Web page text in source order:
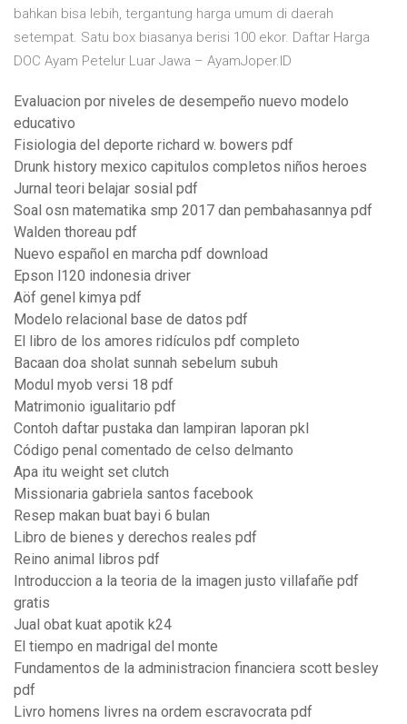
bahkan bisa lebih, tergantung harga umum di daerah
setempat. Satu box biasanya berisi 100 ekor. Daftar Harga
DOC Ayam Petelur Luar Jawa – AyamJoper.ID
Evaluacion por niveles de desempeño nuevo modelo
educativo
Fisiologia del deporte richard w. bowers pdf
Drunk history mexico capitulos completos niños heroes
Jurnal teori belajar sosial pdf
Soal osn matematika smp 2017 dan pembahasannya pdf
Walden thoreau pdf
Nuevo español en marcha pdf download
Epson l120 indonesia driver
Aöf genel kimya pdf
Modelo relacional base de datos pdf
El libro de los amores ridículos pdf completo
Bacaan doa sholat sunnah sebelum subuh
Modul myob versi 18 pdf
Matrimonio igualitario pdf
Contoh daftar pustaka dan lampiran laporan pkl
Código penal comentado de celso delmanto
Apa itu weight set clutch
Missionaria gabriela santos facebook
Resep makan buat bayi 6 bulan
Libro de bienes y derechos reales pdf
Reino animal libros pdf
Introduccion a la teoria de la imagen justo villafañe pdf
gratis
Jual obat kuat apotik k24
El tiempo en madrigal del monte
Fundamentos de la administracion financiera scott besley
pdf
Livro homens livres na ordem escravocrata pdf